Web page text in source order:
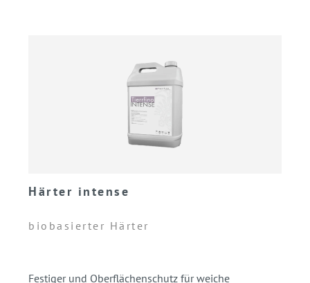
Härter intense
biobasierter Härter
Festiger und Oberflächenschutz für weiche